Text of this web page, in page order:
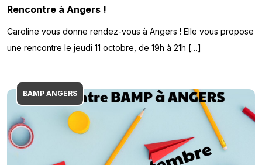
Rencontre à Angers !
Caroline vous donne rendez-vous à Angers ! Elle vous propose
une rencontre le jeudi 11 octobre, de 19h à 21h […]
BAMP ANGERS